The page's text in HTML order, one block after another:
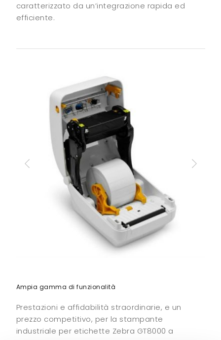
caratterizzato da un’integrazione rapida ed
efficiente.
Ampia gamma di funzionalità
Prestazioni e affidabilità straordinarie, e un
prezzo competitivo, per la stampante
industriale per etichette Zebra GT8000 a